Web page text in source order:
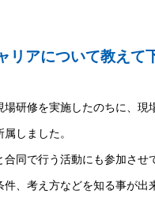
リアについて教えて
研修を実施したのちに、現
しました。
同で行う活動にも参加させ
、考え方などを知る事が出